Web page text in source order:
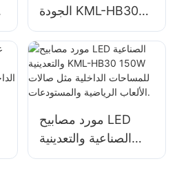
الجودة KML-HB30
100W للإضاءة الداخلية
في المصانع
والمستودعات وما إلى
ذلك.
مورد مصابيح LED
الصناعية والتعدينية
KML-HB30 150W